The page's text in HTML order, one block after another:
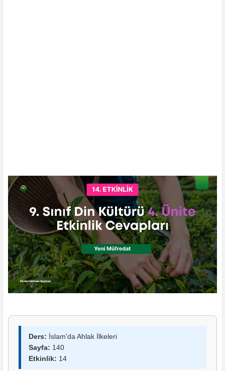
Ders: İslam'da Ahlak İlkeleri
Sayfa: 140
Etkinlik: 14